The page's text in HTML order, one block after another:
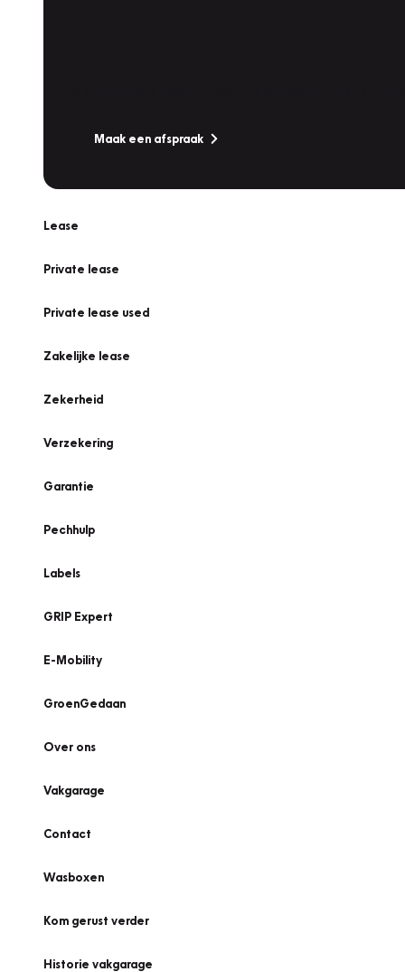
Maak een afspraak
Lease
Private lease
Private lease used
Zakelijke lease
Zekerheid
Verzekering
Garantie
Pechhulp
Labels
GRIP Expert
E-Mobility
GroenGedaan
Over ons
Vakgarage
Contact
Wasboxen
Kom gerust verder
Historie vakgarage